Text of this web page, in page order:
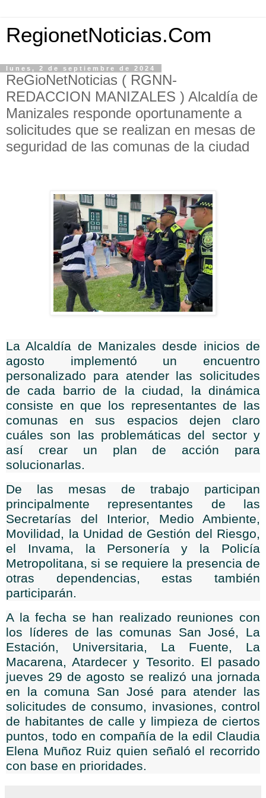
RegionetNoticias.Com
lunes, 2 de septiembre de 2024
ReGioNetNoticias ( RGNN-
REDACCION MANIZALES ) Alcaldía de
Manizales responde oportunamente a
solicitudes que se realizan en mesas de
seguridad de las comunas de la ciudad
La Alcaldía de Manizales desde inicios de
agosto implementó un encuentro
personalizado para atender las solicitudes
de cada barrio de la ciudad, la dinámica
consiste en que los representantes de las
comunas en sus espacios dejen claro
cuáles son las problemáticas del sector y
así crear un plan de acción para
solucionarlas.
De las mesas de trabajo participan
principalmente representantes de las
Secretarías del Interior, Medio Ambiente,
Movilidad, la Unidad de Gestión del Riesgo,
el Invama, la Personería y la Policía
Metropolitana, si se requiere la presencia de
otras dependencias, estas también
participarán.
A la fecha se han realizado reuniones con
los líderes de las comunas San José, La
Estación, Universitaria, La Fuente, La
Macarena, Atardecer y Tesorito. El pasado
jueves 29 de agosto se realizó una jornada
en la comuna San José para atender las
solicitudes de consumo, invasiones, control
de habitantes de calle y limpieza de ciertos
puntos, todo en compañía de la edil Claudia
Elena Muñoz Ruiz quien señaló el recorrido
con base en prioridades.